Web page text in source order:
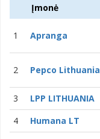
Įmonė
1 Apranga
2 Pepco Lithuania
3 LPP LITHUANIA
4
Humana LT